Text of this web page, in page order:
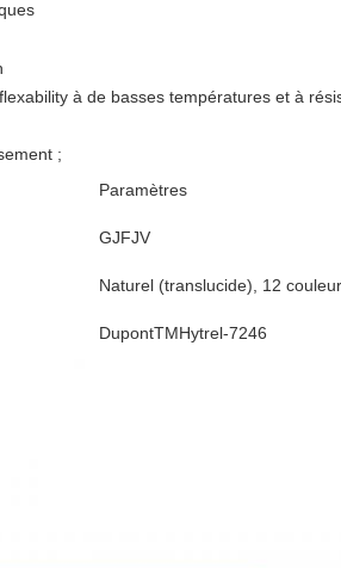
à de basses températures et à
;
Paramètres
GJFJV
Naturel (translucide), 12
DupontTMHytrel-7246